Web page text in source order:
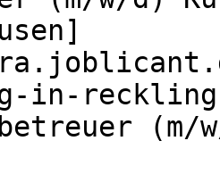
in-
(m/